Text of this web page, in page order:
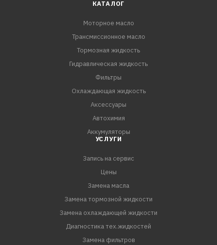
КАТАЛОГ
Моторное масло
Трансмиссионное масло
Тормозная жидкость
Гидравлическая жидкость
Фильтры
Охлаждающая жидкость
Аксессуары
Автохимия
Аккумуляторы
УСЛУГИ
Запись на сервис
Цены
Замена масла
Замена тормозной жидкости
Замена охлаждающей жидкости
Диагностика тех.жидкостей
Замена фильтров